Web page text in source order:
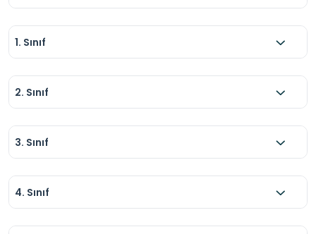
1. Sınıf
2. Sınıf
3. Sınıf
4. Sınıf